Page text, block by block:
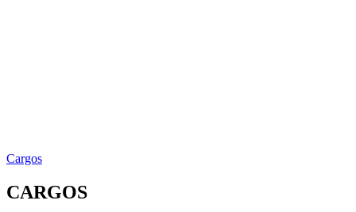
Cargos
CARGOS